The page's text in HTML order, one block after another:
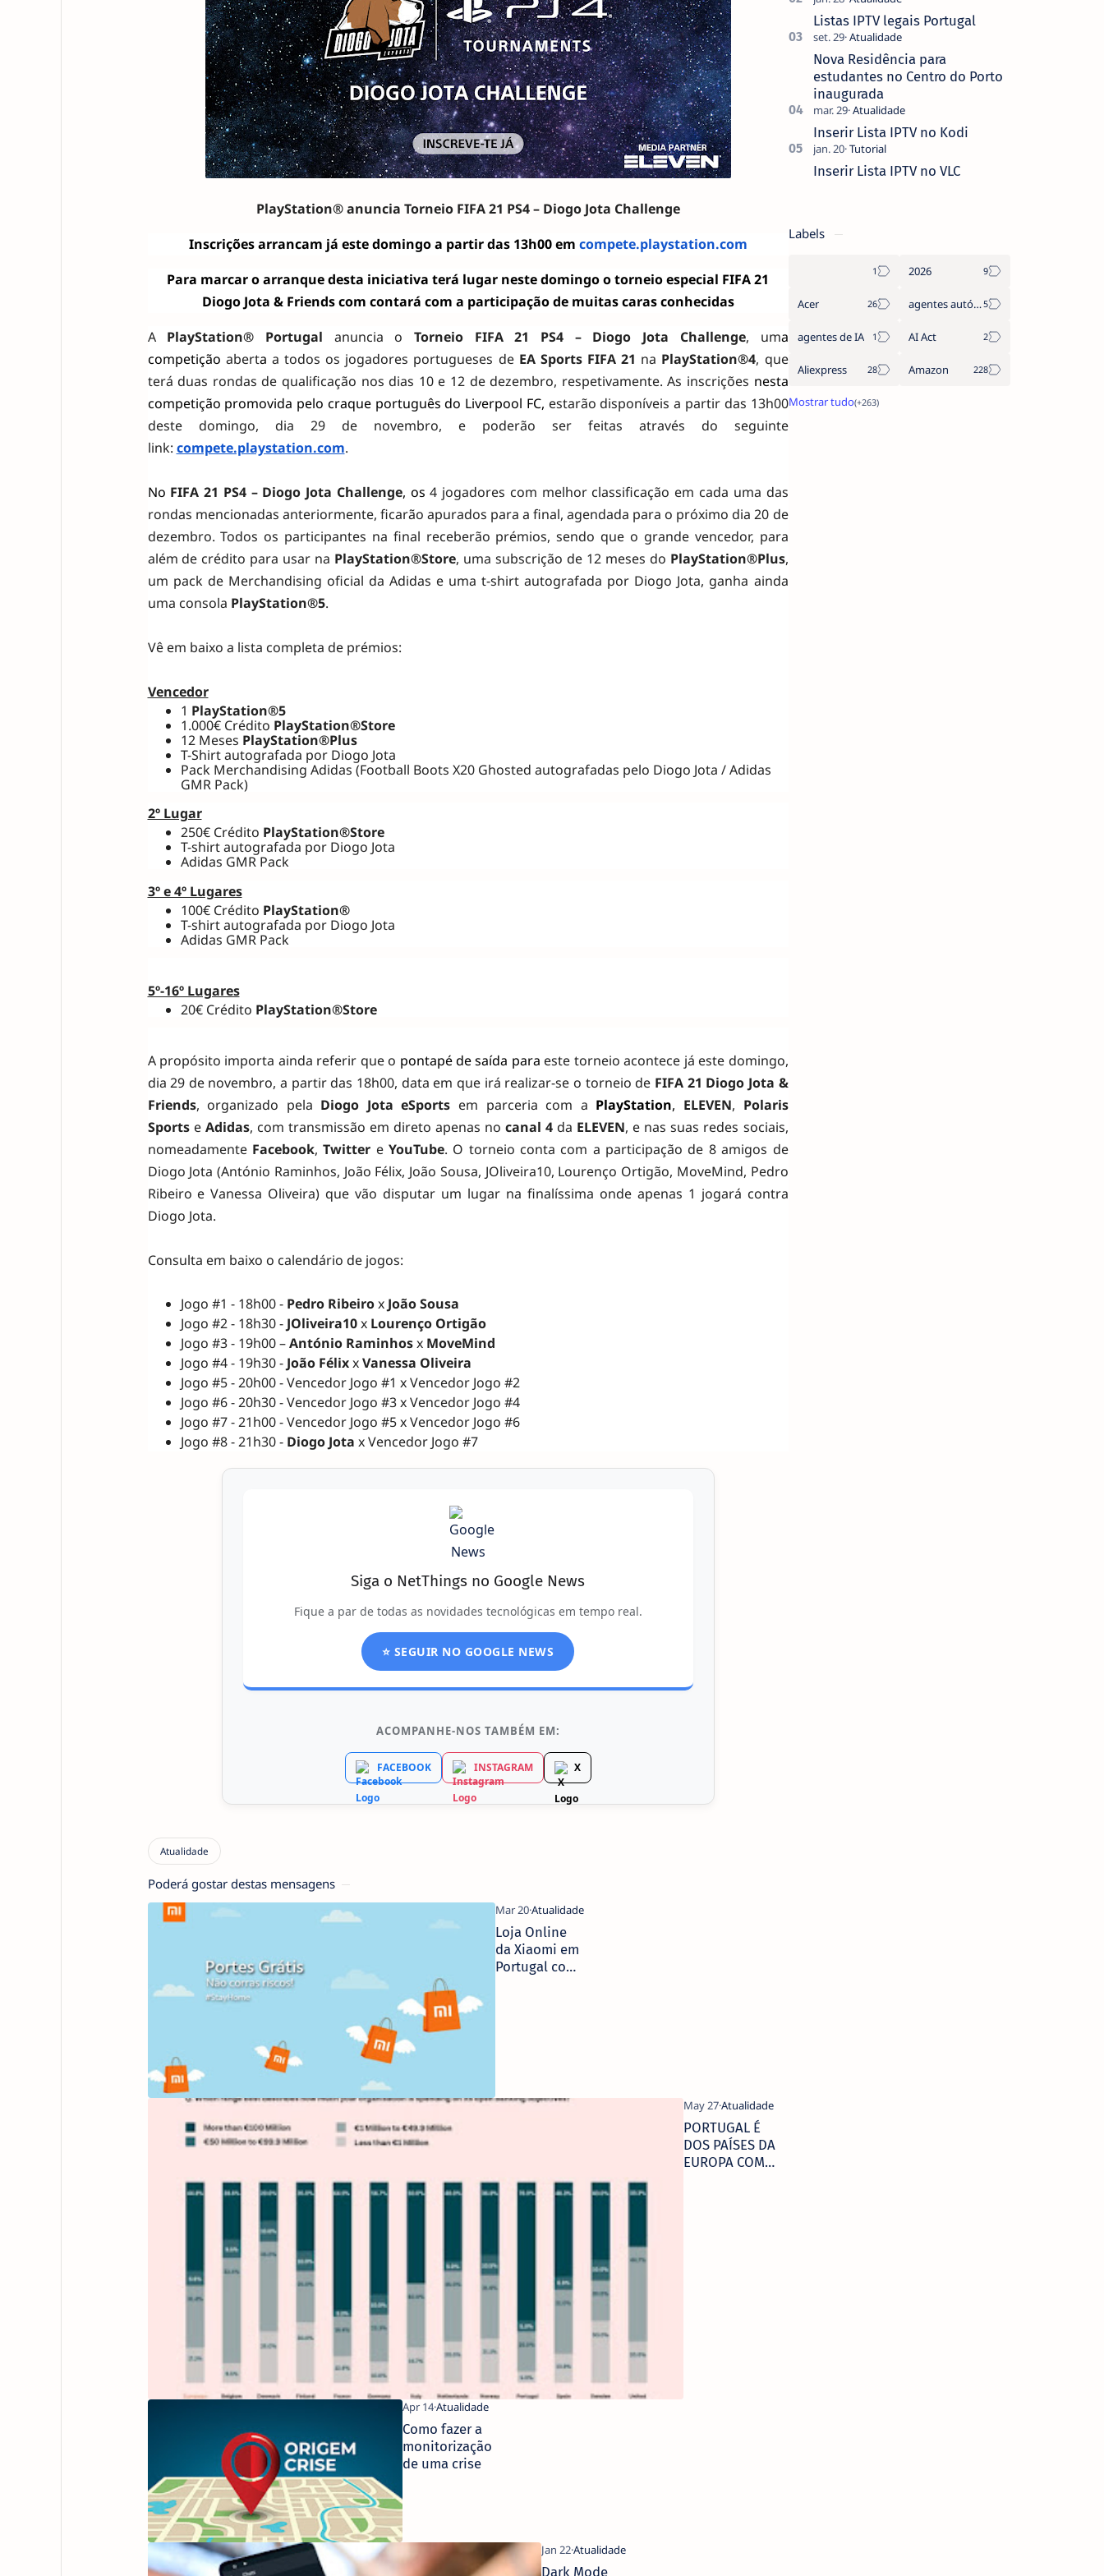
PlayStation® anuncia Torneio FIFA 21 PS4 – Diogo Jota Challenge
Inscrições arrancam já este domingo a partir das 13h00 em compete.playstation.com
Para marcar o arranque desta iniciativa terá lugar neste domingo o torneio especial FIFA 21
Diogo Jota & Friends com contará com a participação de muitas caras conhecidas
A PlayStation® Portugal anuncia o Torneio FIFA 21 PS4 – Diogo Jota Challenge, uma
competição aberta a todos os jogadores portugueses de EA Sports FIFA 21 na PlayStation®4, que
terá duas rondas de qualificação nos dias 10 e 12 de dezembro, respetivamente. As inscrições nesta
competição promovida pelo craque português do Liverpool FC, estarão disponíveis a partir das 13h00
deste domingo, dia 29 de novembro, e poderão ser feitas através do seguinte
link: compete.playstation.com.
No FIFA 21 PS4 – Diogo Jota Challenge, os4 jogadores com melhor classificação em cada uma das
rondas mencionadas anteriormente, ficarão apurados para a final, agendada para o próximo dia 20 de
dezembro. Todos os participantes na final receberão prémios, sendo que o grande vencedor, para
além de crédito para usar na PlayStation®Store, uma subscrição de 12 meses do PlayStation®Plus,
um pack de Merchandising oficial da Adidas e uma t-shirt autografada por Diogo Jota, ganha ainda
uma consola PlayStation®5.
Vê em baixo a lista completa de prémios:
Vencedor
1 PlayStation®5
1.000€ Crédito PlayStation®Store
12 Meses PlayStation®Plus
T-Shirt autografada por Diogo Jota
Pack Merchandising Adidas (Football Boots X20 Ghosted autografadas pelo Diogo Jota / Adidas
GMR Pack)
2º Lugar
250€ Crédito PlayStation®Store
T-shirt autografada por Diogo Jota
Adidas GMR Pack
3º e 4º Lugares
100€ Crédito PlayStation®
T-shirt autografada por Diogo Jota
Adidas GMR Pack
5º-16º Lugares
20€ Crédito PlayStation®Store
A propósito importa ainda referir que o pontapé de saída para este torneio acontece já este domingo,
dia 29 de novembro, a partir das 18h00, data em que irá realizar-se o torneio de FIFA 21 Diogo Jota &
Friends, organizado pela Diogo Jota eSports em parceria com a PlayStation, ELEVEN, Polaris
Sportse Adidas, com transmissão em direto apenas nocanal 4 da ELEVEN, e nas suas redes sociais,
nomeadamente Facebook,Twitter e YouTube. O torneio conta com a participação de 8 amigos de
Diogo Jota (António Raminhos, João Félix, João Sousa, JOliveira10, Lourenço Ortigão, MoveMind, Pedro
Ribeiro e Vanessa Oliveira) que vão disputar um lugar na finalíssima onde apenas 1 jogará contra
Diogo Jota.
Consulta em baixo o calendário de jogos:
Jogo #1 - 18h00 - Pedro Ribeirox João Sousa
Jogo #2 - 18h30 - JOliveira10x Lourenço Ortigão
Jogo #3 - 19h00 –António Raminhosx MoveMind
Jogo #4 - 19h30 - João FélixxVanessa Oliveira
Jogo #5 - 20h00 - Vencedor Jogo #1 x Vencedor Jogo #2
Jogo #6 - 20h30 - Vencedor Jogo #3 x Vencedor Jogo #4
Jogo #7 - 21h00 - Vencedor Jogo #5 x Vencedor Jogo #6
Jogo #8 - 21h30 - Diogo Jota x Vencedor Jogo #7
Siga o NetThings no Google News
Fique a par de todas as novidades tecnológicas em tempo real.
⭐ SEGUIR NO GOOGLE NEWS
ACOMPANHE-NOS TAMBÉM EM:
FACEBOOK INSTAGRAM X
Poderá gostar destas mensagens
Loja Online
da Xiaomi em
Portugal com
PORTUGAL É
DOS PAÍSES DA
EUROPA COM
Como fazer a
monitorização
de uma crise
Dark Mode
que não pediste, ban…
Listas IPTV legais Portugal
Nova Residência para
estudantes no Centro do Porto
inaugurada
Inserir Lista IPTV no Kodi
Inserir Lista IPTV no VLC
Labels
2026
Acer agentes autónomos
agentes de IA AI Act
Aliexpress Amazon